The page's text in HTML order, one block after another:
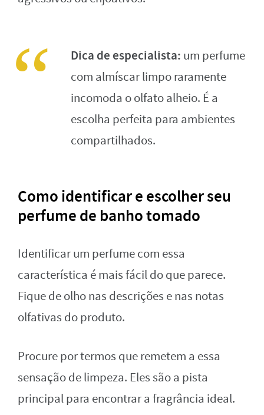
Dica de especialista: um perfume
com almíscar limpo raramente
incomoda o olfato alheio. É a
escolha perfeita para ambientes
compartilhados.
Como identificar e escolher seu
perfume de banho tomado
Identificar um perfume com essa
característica é mais fácil do que parece.
Fique de olho nas descrições e nas notas
olfativas do produto.
Procure por termos que remetem a essa
sensação de limpeza. Eles são a pista
principal para encontrar a fragrância ideal.